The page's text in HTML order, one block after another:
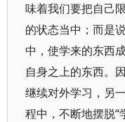
味着我们要把自己
的状态当中；而是
中，使学来的东西
自身之上的东西。
继续对外学习，另
程中，不断地摆脱“